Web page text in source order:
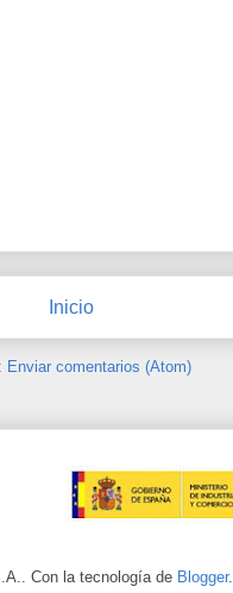
Inicio
Enviar comentarios (Atom)
Con la tecnología de Blogger.